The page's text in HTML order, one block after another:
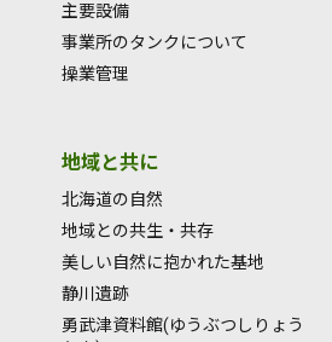
主要設備
事業所のタンクについて
操業管理
地域と共に
北海道の自然
地域との共生・共存
美しい自然に抱かれた基地
静川遺跡
勇武津資料館(ゆうぶつしりょう